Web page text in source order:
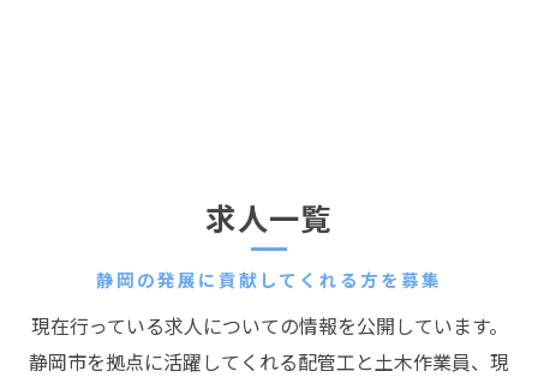
静岡の発展に貢献してくれる方を募集
求人一覧
現在行っている求人についての情報を公開しています。
静岡市を拠点に活躍してくれる配管工と土木作業員、現